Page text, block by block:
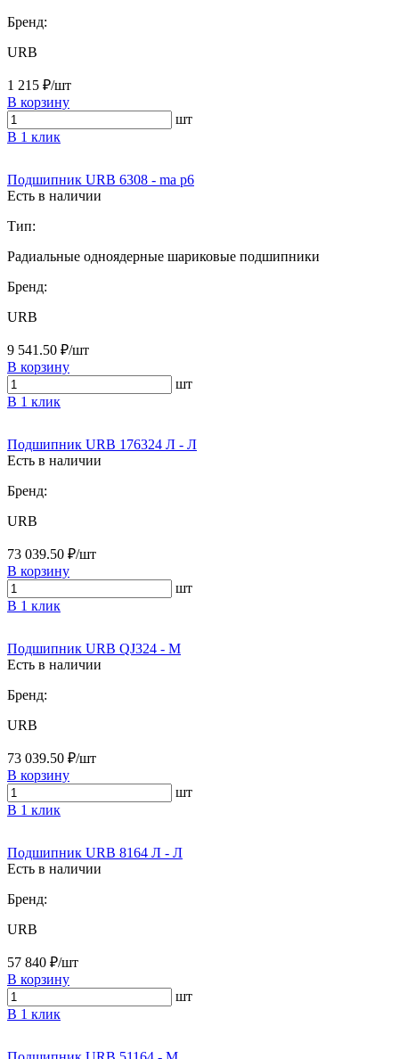
Бренд:
URB
1 215 ₽/шт
В корзину
шт
В 1 клик
Подшипник URB 6308 - ma p6
Есть в наличии
Тип:
Радиальные одноядерные шариковые подшипники
Бренд:
URB
9 541.50 ₽/шт
В корзину
шт
В 1 клик
Подшипник URB 176324 Л - Л
Есть в наличии
Бренд:
URB
73 039.50 ₽/шт
В корзину
шт
В 1 клик
Подшипник URB QJ324 - M
Есть в наличии
Бренд:
URB
73 039.50 ₽/шт
В корзину
шт
В 1 клик
Подшипник URB 8164 Л - Л
Есть в наличии
Бренд:
URB
57 840 ₽/шт
В корзину
шт
В 1 клик